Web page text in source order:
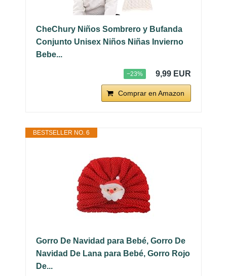
CheChury Niños Sombrero y Bufanda
Conjunto Unisex Niños Niñas Invierno
Bebe...
−23% 9,99 EUR
Comprar en Amazon
BESTSELLER NO. 6
Gorro De Navidad para Bebé, Gorro De
Navidad De Lana para Bebé, Gorro Rojo
De...